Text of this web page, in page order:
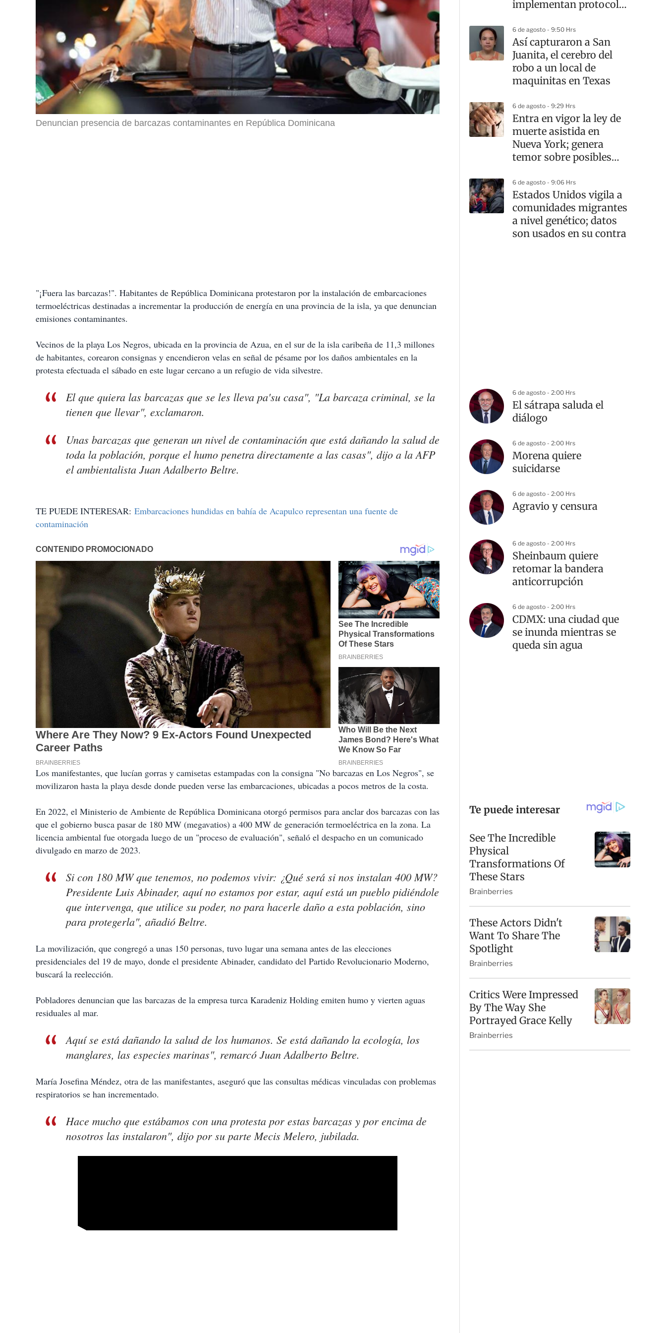
Denuncian presencia de barcazas contaminantes en República Dominicana
"¡Fuera las barcazas!". Habitantes de República Dominicana protestaron por la instalación de embarcaciones
termoeléctricas destinadas a incrementar la producción de energía en una provincia de la isla, ya que denuncian
emisiones contaminantes.
Vecinos de la playa Los Negros, ubicada en la provincia de Azua, en el sur de la isla caribeña de 11,3 millones
de habitantes, corearon consignas y encendieron velas en señal de pésame por los daños ambientales en la
protesta efectuada el sábado en este lugar cercano a un refugio de vida silvestre.
El que quiera las barcazas que se les lleva pa'su casa", "La barcaza criminal, se la
tienen que llevar", exclamaron.
Unas barcazas que generan un nivel de contaminación que está dañando la salud de
toda la población, porque el humo penetra directamente a las casas", dijo a la AFP
el ambientalista Juan Adalberto Beltre.
TE PUEDE INTERESAR: Embarcaciones hundidas en bahía de Acapulco representan una fuente de
contaminación
Los manifestantes, que lucían gorras y camisetas estampadas con la consigna "No barcazas en Los Negros", se
movilizaron hasta la playa desde donde pueden verse las embarcaciones, ubicadas a pocos metros de la costa.
En 2022, el Ministerio de Ambiente de República Dominicana otorgó permisos para anclar dos barcazas con las
que el gobierno busca pasar de 180 MW (megavatios) a 400 MW de generación termoeléctrica en la zona. La
licencia ambiental fue otorgada luego de un "proceso de evaluación", señaló el despacho en un comunicado
divulgado en marzo de 2023.
Si con 180 MW que tenemos, no podemos vivir: ¿Qué será si nos instalan 400 MW?
Presidente Luis Abinader, aquí no estamos por estar, aquí está un pueblo pidiéndole
que intervenga, que utilice su poder, no para hacerle daño a esta población, sino
para protegerla", añadió Beltre.
La movilización, que congregó a unas 150 personas, tuvo lugar una semana antes de las elecciones
presidenciales del 19 de mayo, donde el presidente Abinader, candidato del Partido Revolucionario Moderno,
buscará la reelección.
Pobladores denuncian que las barcazas de la empresa turca Karadeniz Holding emiten humo y vierten aguas
residuales al mar.
Aquí se está dañando la salud de los humanos. Se está dañando la ecología, los
manglares, las especies marinas", remarcó Juan Adalberto Beltre.
María Josefina Méndez, otra de las manifestantes, aseguró que las consultas médicas vinculadas con problemas
respiratorios se han incrementado.
Hace mucho que estábamos con una protesta por estas barcazas y por encima de
nosotros las instalaron", dijo por su parte Mecis Melero, jubilada.
implementan protocolos
6 de agosto - 9:50 Hrs
Así capturaron a San
Juanita, el cerebro del
robo a un local de
maquinitas en Texas
6 de agosto - 9:29 Hrs
Entra en vigor la ley de
muerte asistida en
Nueva York; genera
temor sobre posibles
6 de agosto - 9:06 Hrs
Estados Unidos vigila a
comunidades migrantes
a nivel genético; datos
son usados en su contra
6 de agosto - 2:00 Hrs
El sátrapa saluda el
diálogo
6 de agosto - 2:00 Hrs
Morena quiere
suicidarse
6 de agosto - 2:00 Hrs
Agravio y censura
6 de agosto - 2:00 Hrs
Sheinbaum quiere
retomar la bandera
anticorrupción
6 de agosto - 2:00 Hrs
CDMX: una ciudad que
se inunda mientras se
queda sin agua